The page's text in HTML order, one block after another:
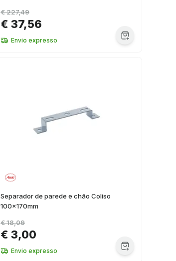
€ 37,56
€ 227,49
Envio expresso
Separador de parede e chão Coliso
100x170mm
€ 3,00
€ 18,09
Envio expresso